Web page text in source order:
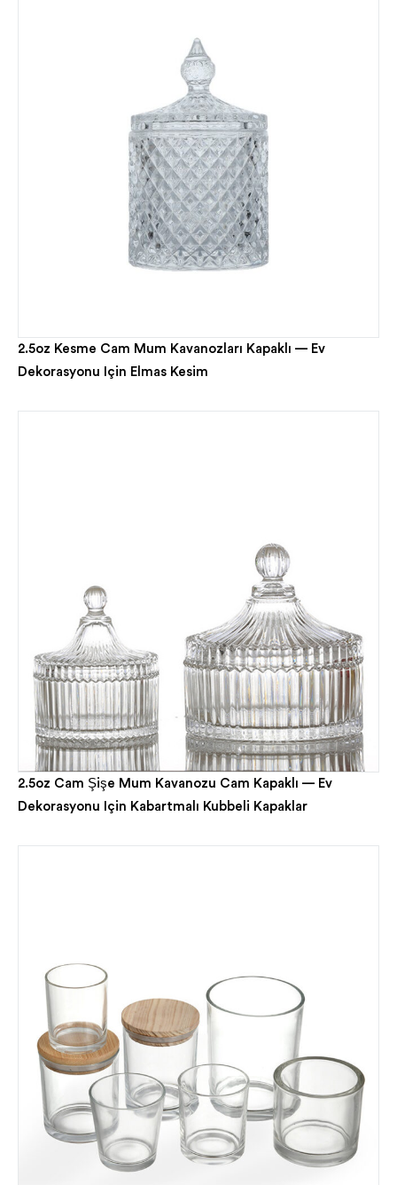
2.5oz Kesme Cam Mum Kavanozları Kapaklı — Ev
Dekorasyonu Için Elmas Kesim
2.5oz Cam Şişe Mum Kavanozu Cam Kapaklı — Ev
Dekorasyonu Için Kabartmalı Kubbeli Kapaklar